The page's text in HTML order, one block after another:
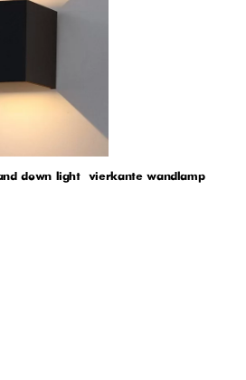
down light – vierkante wandlamp